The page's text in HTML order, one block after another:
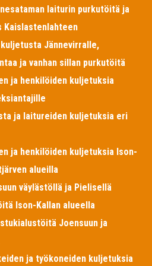
laiturin purkutöitä ja
Kaislastenlahteen
kuljetusta Jännevirralle,
ja vanhan sillan purkutöitä
ja henkilöiden kuljetuksia
ja laitureiden kuljetuksia eri
ja henkilöiden kuljetuksia Ison-
alueilla
väylästöllä ja Pielisellä
Ison-Kallan alueella
Joensuun ja
ja työkoneiden kuljetuksia